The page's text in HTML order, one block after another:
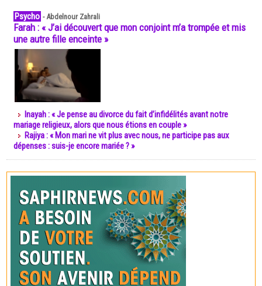
Psycho -Abdelnour Zahrali
Farah : « J’ai découvert que mon conjoint m’a trompée et mis
une autre fille enceinte »
Inayah : « Je pense au divorce du fait d’infidélités avant notre
mariage religieux, alors que nous étions en couple »
Rajiya : « Mon mari ne vit plus avec nous, ne participe pas aux
dépenses : suis-je encore mariée ? »